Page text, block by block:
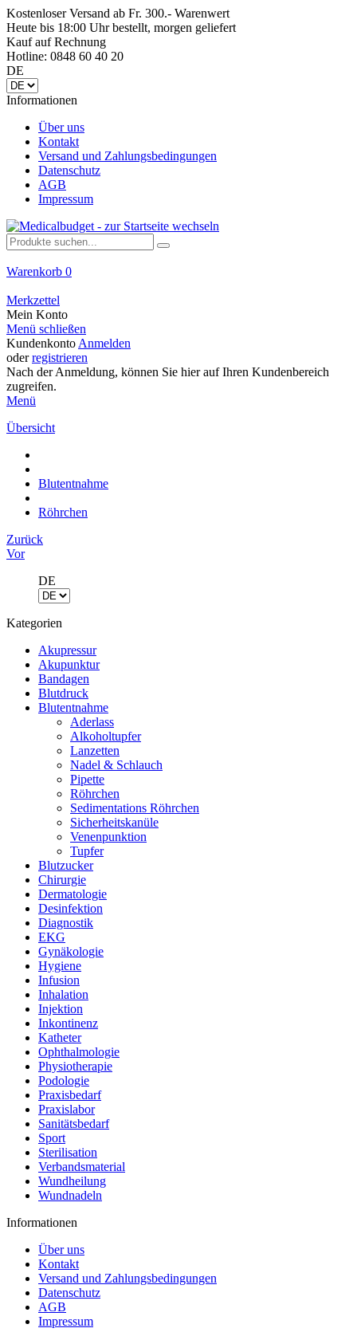
Kostenloser Versand ab Fr. 300.- Warenwert
Heute bis 18:00 Uhr bestellt, morgen geliefert
Kauf auf Rechnung
Hotline: 0848 60 40 20
DE
Informationen
Über uns
Kontakt
Versand und Zahlungsbedingungen
Datenschutz
AGB
Impressum
Warenkorb 0
Merkzettel
Mein Konto
Menü schließen
Kundenkonto Anmelden
oderregistrieren
Nach der Anmeldung, können Sie hier auf Ihren Kundenbereich
zugreifen.
Menü
Übersicht
Blutentnahme
Röhrchen
Zurück
Vor
DE
Kategorien
Akupressur
Akupunktur
Bandagen
Blutdruck
Blutentnahme
Aderlass
Alkoholtupfer
Lanzetten
Nadel & Schlauch
Pipette
Röhrchen
Sedimentations Röhrchen
Sicherheitskanüle
Venenpunktion
Tupfer
Blutzucker
Chirurgie
Dermatologie
Desinfektion
Diagnostik
EKG
Gynäkologie
Hygiene
Infusion
Inhalation
Injektion
Inkontinenz
Katheter
Ophthalmologie
Physiotherapie
Podologie
Praxisbedarf
Praxislabor
Sanitätsbedarf
Sport
Sterilisation
Verbandsmaterial
Wundheilung
Wundnadeln
Informationen
Über uns
Kontakt
Versand und Zahlungsbedingungen
Datenschutz
AGB
Impressum